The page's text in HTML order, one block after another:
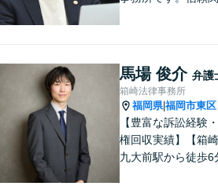
も構いませんので
方は気軽にご相談く
馬場 俊介 弁護
箱崎法律事務所
福岡県|福岡市東区
【豊富な訴訟経験
権回収実績】【箱
九大前駅から徒歩6